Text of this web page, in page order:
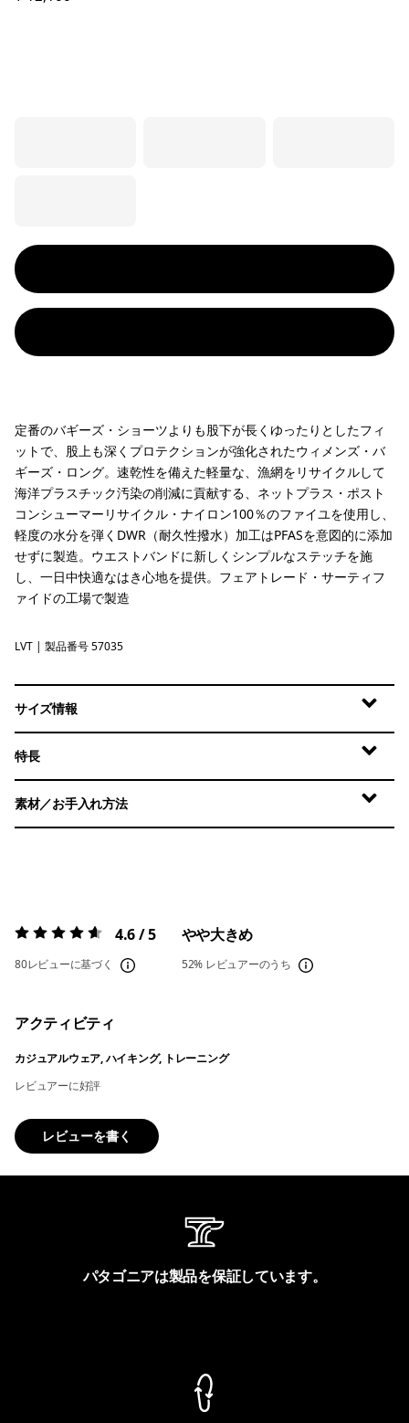
定番のバギーズ・ショーツよりも股下が長くゆったりとしたフィ
ットで、股上も深くプロテクションが強化されたウィメンズ・バ
ギーズ・ロング。速乾性を備えた軽量な、漁網をリサイクルして
海洋プラスチック汚染の削減に貢献する、ネットプラス・ポスト
コンシューマーリサイクル・ナイロン100％のファイユを使用し、
軽度の水分を弾くDWR（耐久性撥水）加工はPFASを意図的に添加
せずに製造。ウエストバンドに新しくシンプルなステッチを施
し、一日中快適なはき心地を提供。フェアトレード・サーティフ
ァイドの工場で製造
Light Violet
LVT | 製品番号 57035
サイズ情報
特長
素材／お手入れ方法
評価:4.6 / 5 4.6 / 5
80レビューに基づく
やや大きめ
52% レビュアーのうち
アクティビティ
カジュアルウェア, ハイキング, トレーニング
レビュアーに好評
レビューを書く
パタゴニアは製品を保証しています。